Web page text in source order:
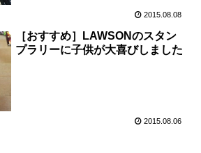
2015.08.08
［おすすめ］LAWSONのスタン
プラリーに子供が大喜びしました
2015.08.06